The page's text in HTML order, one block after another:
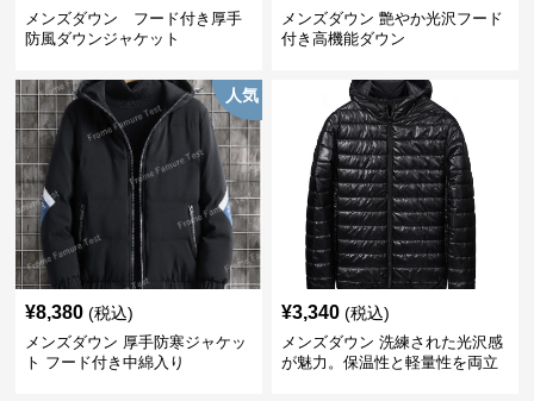
メンズダウン フード付き厚手
防風ダウンジャケット
メンズダウン 艶やか光沢フード
付き高機能ダウン
人気
¥8,380 (税込)
メンズダウン 厚手防寒ジャケッ
ト フード付き中綿入り
¥3,340 (税込)
メンズダウン 洗練された光沢感
が魅力。保温性と軽量性を両立